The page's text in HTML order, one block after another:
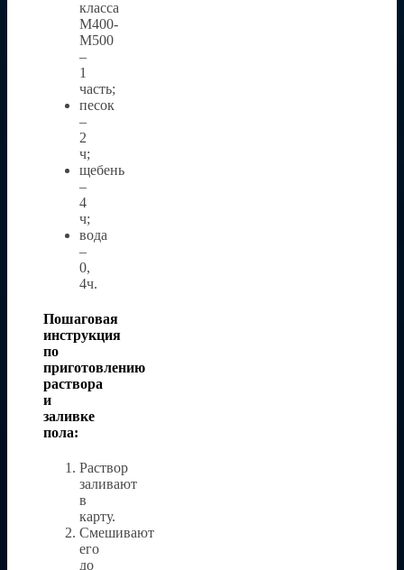
класса
М400-
М500
–
1
часть;
песок
–
2
ч;
щебень
–
4
ч;
вода
–
0,
4ч.
Пошаговая
инструкция
по
приготовлению
раствора
и
заливке
пола:
Раствор
заливают
в
карту.
Смешивают
его
до